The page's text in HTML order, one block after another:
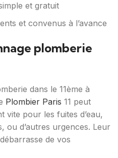
et gratuit
et convenus à l’avance
plomberie
dans le 11ème à
Plombier Paris 11 peut
vite pour les fuites d’eau,
ou d’autres urgences. Leur
de vos